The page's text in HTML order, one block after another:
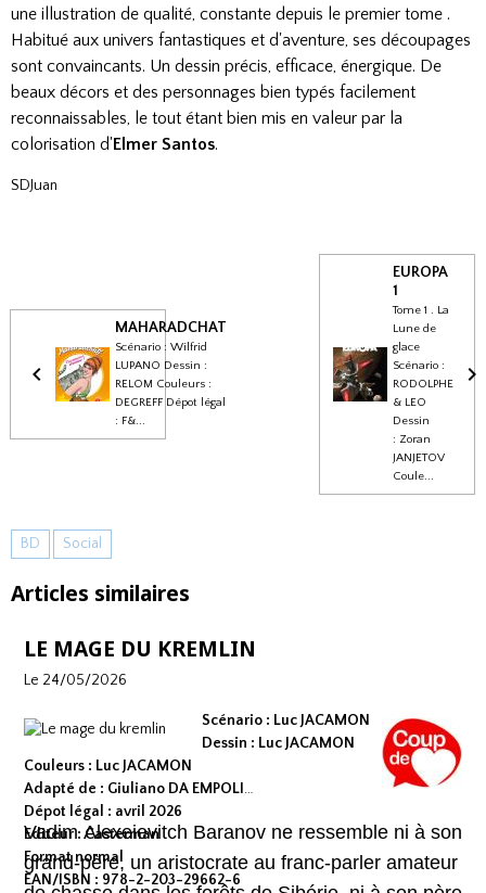
une illustration de qualité, constante depuis le premier tome .
Habitué aux univers fantastiques et d'aventure, ses découpages
sont convaincants. Un dessin précis, efficace, énergique. De
beaux décors et des personnages bien typés facilement
reconnaissables, le tout étant bien mis en valeur par la
colorisation d'Elmer Santos.
SDJuan
MAHARADCHAT
Scénario : Wilfrid
LUPANO Dessin :
RELOM Couleurs :
DEGREFF Dépot légal
: F&...
EUROPA
1
Tome 1 . La
Lune de
glace
Scénario :
RODOLPHE
& LEO
Dessin
: Zoran
JANJETOV
Coule...
BD Social
Articles similaires
LE MAGE DU KREMLIN
Le 24/05/2026
Scénario : Luc JACAMON
Dessin : Luc JACAMON
Couleurs : Luc JACAMON
Adapté de : Giuliano DA EMPOLI
Dépot légal : avril 2026
Editeur : Casterman
Format normal
EAN/ISBN : 978-2-203-29662-6
Vadim Alexeievitch Baranov ne ressemble ni à son
grand-père, un aristocrate au franc-parler amateur